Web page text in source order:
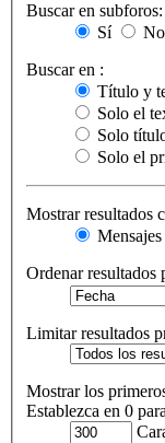
Buscar en subforos:
Sí
No
Buscar en :
Título y
Solo el
Solo
Solo el
Mostrar resultados
Mensajes
Ordenar resultados
Limitar resultados
Mostrar los
Establezca en 0